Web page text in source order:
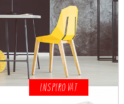
INSPIROVAT